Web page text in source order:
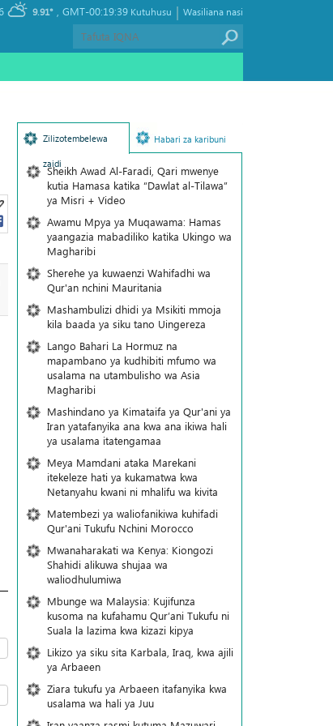
GMT-00:19:39
9.91° Wasiliana nasi
|
Kutuhusu
Zilizotembelewa
zaidi
Habari za karibuni
Sheikh Awad Al-Faradi, Qari mwenye
kutia Hamasa katika “Dawlat al-Tilawa”
ya Misri + Video
Awamu Mpya ya Muqawama: Hamas
yaangazia mabadiliko katika Ukingo wa
Magharibi
Sherehe ya kuwaenzi Wahifadhi wa
Qur'an nchini Mauritania
Mashambulizi dhidi ya Msikiti mmoja
kila baada ya siku tano Uingereza
Lango Bahari La Hormuz na
mapambano ya kudhibiti mfumo wa
usalama na utambulisho wa Asia
Magharibi
Mashindano ya Kimataifa ya Qur'ani ya
Iran yatafanyika ana kwa ana ikiwa hali
ya usalama itatengamaa
Meya Mamdani ataka Marekani
itekeleze hati ya kukamatwa kwa
Netanyahu kwani ni mhalifu wa kivita
Matembezi ya waliofanikiwa kuhifadi
Qur'ani Tukufu Nchini Morocco
Mwanaharakati wa Kenya: Kiongozi
Shahidi alikuwa shujaa wa
waliodhulumiwa
Mbunge wa Malaysia: Kujifunza
kusoma na kufahamu Qur’ani Tukufu ni
Suala la lazima kwa kizazi kipya
Likizo ya siku sita Karbala, Iraq, kwa ajili
ya Arbaeen
Ziara tukufu ya Arbaeen itafanyika kwa
usalama wa hali ya Juu